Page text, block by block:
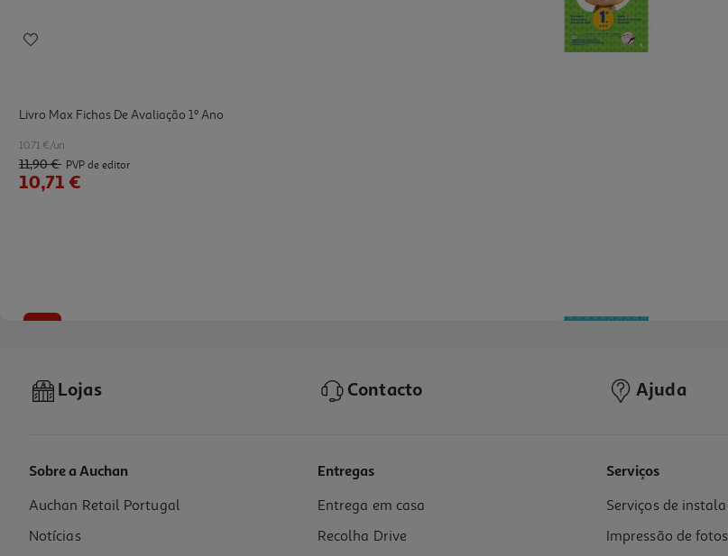
Livro Max Fichas De Avaliação 1º Ano
10.71 €/un
11,90 € PVP de editor
10,71 €
Livro Max Fichas De Avaliação 4º Ano
10.71 €/un
Lojas Contacto Ajuda
Sobre a Auchan
Auchan Retail Portugal
Notícias
Entregas
Entrega em casa
Recolha Drive
Serviços
Serviços de
Impressão de fotos